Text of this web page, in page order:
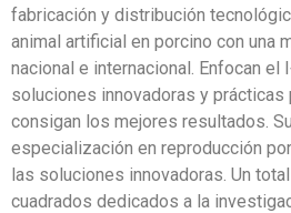
fabricación y distribución
animal artificial en porcino con una
nacional e internacional. Enfocan el
soluciones innovadoras y
consigan los mejores resultados.
especialización en reproducción
las soluciones innovadoras. Un
cuadrados dedicados a la